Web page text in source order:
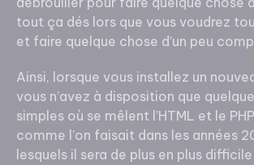
tout ça dés lors que vous voudrez
et faire quelque chose d’un peu
Ainsi, lorsque vous installez un
vous n’avez à disposition que
simples où se mêlent l’HTML et le
comme l’on faisait dans les années
lesquels il sera de plus en plus